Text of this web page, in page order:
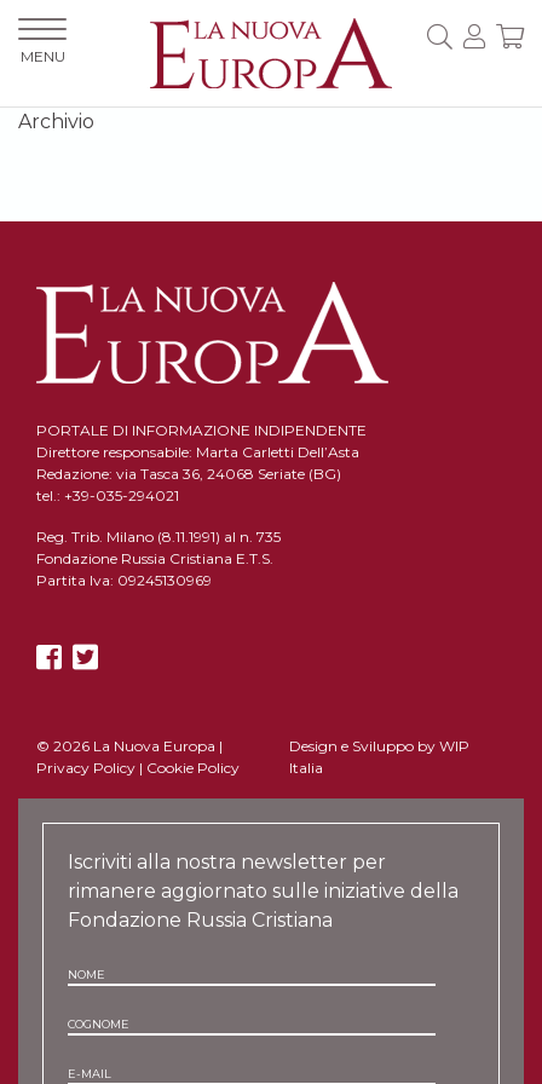
Archivio
PORTALE DI INFORMAZIONE INDIPENDENTE
Direttore responsabile: Marta Carletti Dell’Asta
Redazione: via Tasca 36, 24068 Seriate (BG)
tel.: +39-035-294021
Reg. Trib. Milano (8.11.1991) al n. 735
Fondazione Russia Cristiana E.T.S.
Partita Iva: 09245130969
© 2026 La Nuova Europa |
Privacy Policy | Cookie Policy
Design e Sviluppo by WIP
Italia
Iscriviti alla nostra newsletter per
rimanere aggiornato sulle iniziative della
Fondazione Russia Cristiana
NOME
COGNOME
E-MAIL
MENU